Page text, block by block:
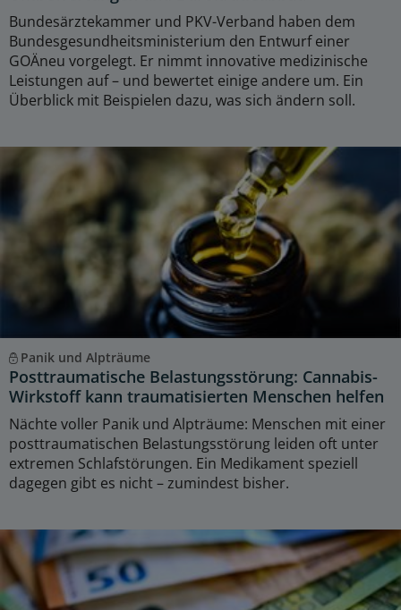
Bundesärztekammer und PKV-Verband haben dem
Bundesgesundheitsministerium den Entwurf einer
GOÄneu vorgelegt. Er nimmt innovative medizinische
Leistungen auf – und bewertet einige andere um. Ein
Überblick mit Beispielen dazu, was sich ändern soll.
Panik und Alpträume
Posttraumatische Belastungsstörung: Cannabis-
Wirkstoff kann traumatisierten Menschen helfen
Nächte voller Panik und Alpträume: Menschen mit einer
posttraumatischen Belastungsstörung leiden oft unter
extremen Schlafstörungen. Ein Medikament speziell
dagegen gibt es nicht – zumindest bisher.